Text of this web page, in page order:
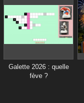
Galette 2026 : quelle
fève ?